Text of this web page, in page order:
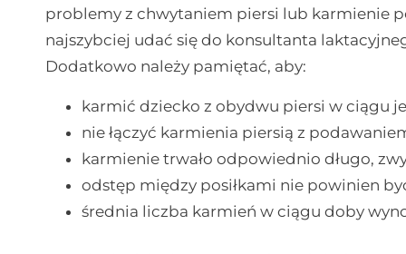
problemy z chwytaniem piersi lub karmienie
najszybciej udać się do konsultanta
Dodatkowo należy pamiętać, aby:
karmić dziecko z obydwu piersi w ciągu
nie łączyć karmienia piersią z
karmienie trwało odpowiednio długo,
odstęp między posiłkami nie powinien
średnia liczba karmień w ciągu doby